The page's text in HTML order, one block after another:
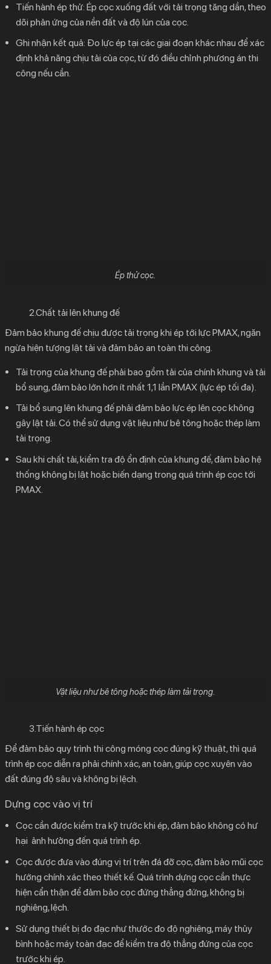
Tiến hành ép thử: Ép cọc xuống đất với tải trọng tăng dần, theo
dõi phản ứng của nền đất và độ lún của cọc.
Ghi nhận kết quả: Đo lực ép tại các giai đoạn khác nhau để xác
định khả năng chịu tải của cọc, từ đó điều chỉnh phương án thi
công nếu cần.
Ép thử cọc.
2.Chất tải lên khung đế
Đảm bảo khung đế chịu được tải trọng khi ép tới lực PMAX, ngăn
ngừa hiện tượng lật tải và đảm bảo an toàn thi công.
Tải trọng của khung đế phải bao gồm tải của chính khung và tải
bổ sung, đảm bảo lớn hơn ít nhất 1,1 lần PMAX (lực ép tối đa).
Tải bổ sung lên khung đế phải đảm bảo lực ép lên cọc không
gây lật tải. Có thể sử dụng vật liệu như bê tông hoặc thép làm
tải trọng.
Sau khi chất tải, kiểm tra độ ổn định của khung đế, đảm bảo hệ
thống không bị lật hoặc biến dạng trong quá trình ép cọc tới
PMAX.
Vật liệu như bê tông hoặc thép làm tải trọng.
3.Tiến hành ép cọc
Để đảm bảo quy trình thi công móng cọc đúng kỹ thuật, thì quá
trình ép cọc diễn ra phải chính xác, an toàn, giúp cọc xuyên vào
đất đúng độ sâu và không bị lệch.
Dựng cọc vào vị trí
Cọc cần được kiểm tra kỹ trước khi ép, đảm bảo không có hư
hại ảnh hưởng đến quá trình ép.
Cọc được đưa vào đúng vị trí trên đá đỡ cọc, đảm bảo mũi cọc
hướng chính xác theo thiết kế. Quá trình dựng cọc cần thực
hiện cẩn thận để đảm bảo cọc đứng thẳng đứng, không bị
nghiêng, lệch.
Sử dụng thiết bị đo đạc như thước đo độ nghiêng, máy thủy
bình hoặc máy toàn đạc để kiểm tra độ thẳng đứng của cọc
trước khi ép.